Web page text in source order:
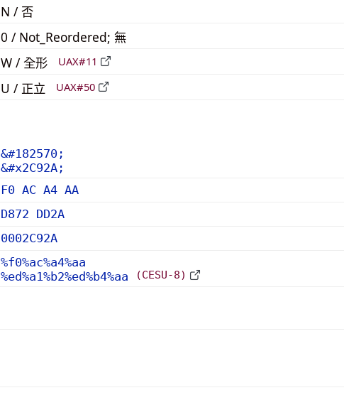
N / 否
0 / Not_Reordered; 無
W / 全形 UAX#11
U / 正立 UAX#50
&#182570;
&#x2C92A;
F0 AC A4 AA
D872 DD2A
0002C92A
%f0%ac%a4%aa
%ed%a1%b2%ed%b4%aa
(CESU-8)